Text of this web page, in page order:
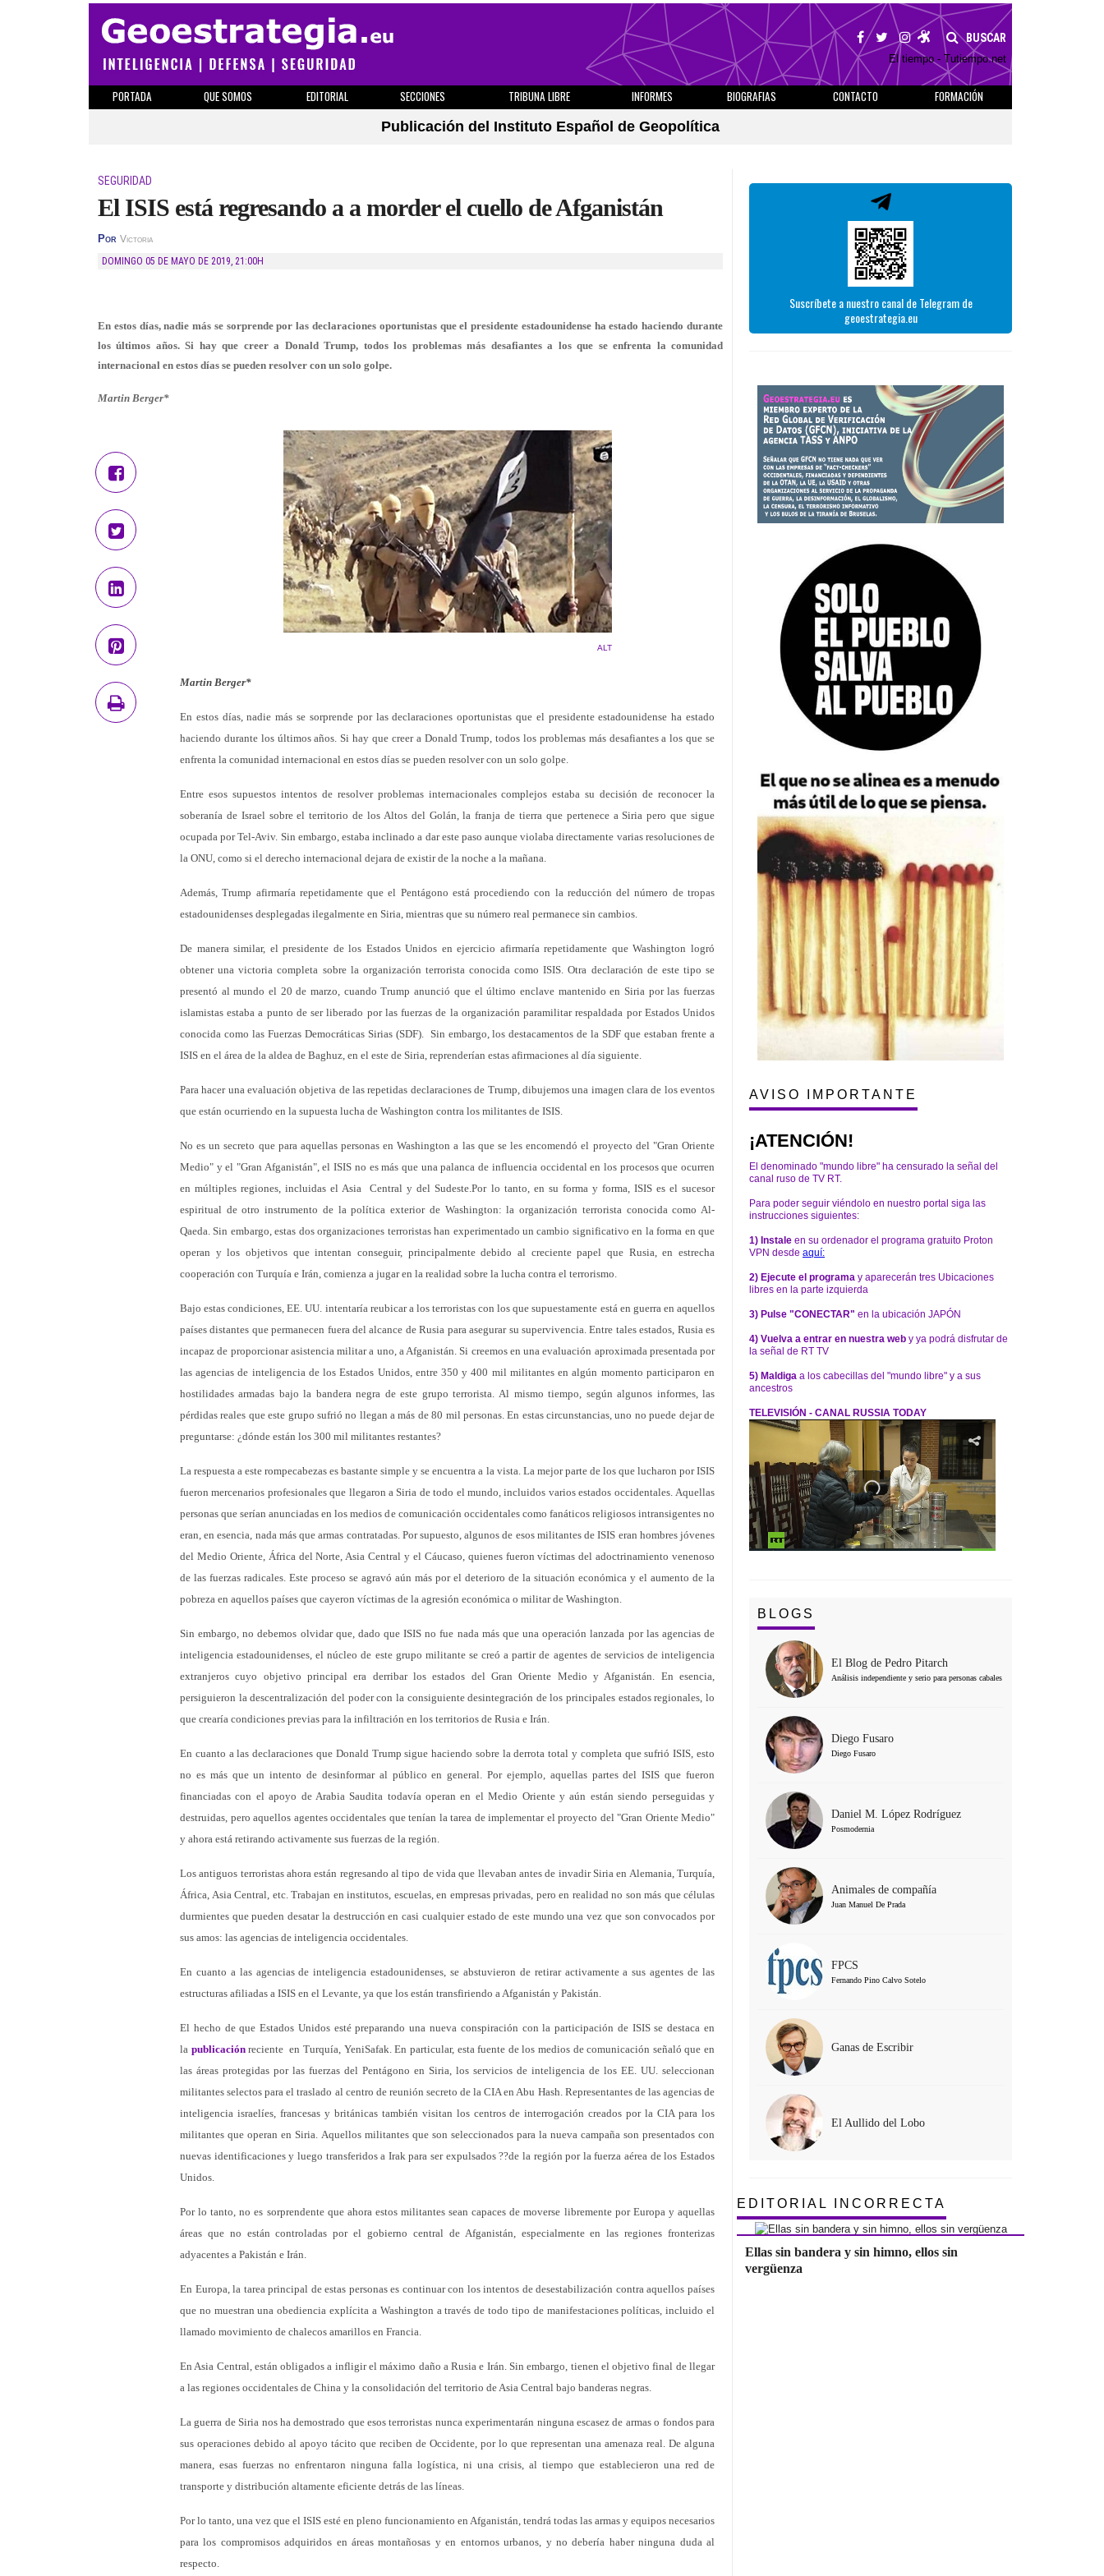
BUSCAR
El tiempo - Tutiempo.net
PORTADA QUE SOMOS EDITORIAL SECCIONES TRIBUNA LIBRE INFORMES BIOGRAFIAS CONTACTO
FORMACIÓN
Publicación del Instituto Español de Geopolítica
SEGURIDAD
El ISIS está regresando a a morder el cuello de Afganistán
Por Victoria
DOMINGO 05 DE MAYO DE 2019, 21:00H
En estos días, nadie más se sorprende por las declaraciones oportunistas que el presidente estadounidense ha estado haciendo durante
los últimos años. Si hay que creer a Donald Trump, todos los problemas más desafiantes a los que se enfrenta la comunidad
internacional en estos días se pueden resolver con un solo golpe.
Martin Berger*
ALT
Martin Berger*
En estos días, nadie más se sorprende por las declaraciones oportunistas que el presidente estadounidense ha estado
haciendo durante los últimos años. Si hay que creer a Donald Trump, todos los problemas más desafiantes a los que se
enfrenta la comunidad internacional en estos días se pueden resolver con un solo golpe.
Entre esos supuestos intentos de resolver problemas internacionales complejos estaba su decisión de reconocer la
soberanía de Israel sobre el territorio de los Altos del Golán, la franja de tierra que pertenece a Siria pero que sigue
ocupada por Tel-Aviv. Sin embargo, estaba inclinado a dar este paso aunque violaba directamente varias resoluciones de
la ONU, como si el derecho internacional dejara de existir de la noche a la mañana.
Además, Trump afirmaría repetidamente que el Pentágono está procediendo con la reducción del número de tropas
estadounidenses desplegadas ilegalmente en Siria, mientras que su número real permanece sin cambios.
De manera similar, el presidente de los Estados Unidos en ejercicio afirmaría repetidamente que Washington logró
obtener una victoria completa sobre la organización terrorista conocida como ISIS. Otra declaración de este tipo se
presentó al mundo el 20 de marzo, cuando Trump anunció que el último enclave mantenido en Siria por las fuerzas
islamistas estaba a punto de ser liberado por las fuerzas de la organización paramilitar respaldada por Estados Unidos
conocida como las Fuerzas Democráticas Sirias (SDF). Sin embargo, los destacamentos de la SDF que estaban frente a
ISIS en el área de la aldea de Baghuz, en el este de Siria, reprenderían estas afirmaciones al día siguiente.
Para hacer una evaluación objetiva de las repetidas declaraciones de Trump, dibujemos una imagen clara de los eventos
que están ocurriendo en la supuesta lucha de Washington contra los militantes de ISIS.
No es un secreto que para aquellas personas en Washington a las que se les encomendó el proyecto del "Gran Oriente
Medio" y el "Gran Afganistán", el ISIS no es más que una palanca de influencia occidental en los procesos que ocurren
en múltiples regiones, incluidas el Asia Central y del Sudeste.Por lo tanto, en su forma y forma, ISIS es el sucesor
espiritual de otro instrumento de la política exterior de Washington: la organización terrorista conocida como Al-
Qaeda. Sin embargo, estas dos organizaciones terroristas han experimentado un cambio significativo en la forma en que
operan y los objetivos que intentan conseguir, principalmente debido al creciente papel que Rusia, en estrecha
cooperación con Turquía e Irán, comienza a jugar en la realidad sobre la lucha contra el terrorismo.
Bajo estas condiciones, EE. UU. intentaría reubicar a los terroristas con los que supuestamente está en guerra en aquellos
países distantes que permanecen fuera del alcance de Rusia para asegurar su supervivencia. Entre tales estados, Rusia es
incapaz de proporcionar asistencia militar a uno, a Afganistán. Si creemos en una evaluación aproximada presentada por
las agencias de inteligencia de los Estados Unidos, entre 350 y 400 mil militantes en algún momento participaron en
hostilidades armadas bajo la bandera negra de este grupo terrorista. Al mismo tiempo, según algunos informes, las
pérdidas reales que este grupo sufrió no llegan a más de 80 mil personas. En estas circunstancias, uno no puede dejar de
preguntarse: ¿dónde están los 300 mil militantes restantes?
La respuesta a este rompecabezas es bastante simple y se encuentra a la vista. La mejor parte de los que lucharon por ISIS
fueron mercenarios profesionales que llegaron a Siria de todo el mundo, incluidos varios estados occidentales. Aquellas
personas que serían anunciadas en los medios de comunicación occidentales como fanáticos religiosos intransigentes no
eran, en esencia, nada más que armas contratadas. Por supuesto, algunos de esos militantes de ISIS eran hombres jóvenes
del Medio Oriente, África del Norte, Asia Central y el Cáucaso, quienes fueron víctimas del adoctrinamiento venenoso
de las fuerzas radicales. Este proceso se agravó aún más por el deterioro de la situación económica y el aumento de la
pobreza en aquellos países que cayeron víctimas de la agresión económica o militar de Washington.
Sin embargo, no debemos olvidar que, dado que ISIS no fue nada más que una operación lanzada por las agencias de
inteligencia estadounidenses, el núcleo de este grupo militante se creó a partir de agentes de servicios de inteligencia
extranjeros cuyo objetivo principal era derribar los estados del Gran Oriente Medio y Afganistán. En esencia,
persiguieron la descentralización del poder con la consiguiente desintegración de los principales estados regionales, lo
que crearía condiciones previas para la infiltración en los territorios de Rusia e Irán.
En cuanto a las declaraciones que Donald Trump sigue haciendo sobre la derrota total y completa que sufrió ISIS, esto
no es más que un intento de desinformar al público en general. Por ejemplo, aquellas partes del ISIS que fueron
financiadas con el apoyo de Arabia Saudita todavía operan en el Medio Oriente y aún están siendo perseguidas y
destruidas, pero aquellos agentes occidentales que tenían la tarea de implementar el proyecto del "Gran Oriente Medio"
y ahora está retirando activamente sus fuerzas de la región.
Los antiguos terroristas ahora están regresando al tipo de vida que llevaban antes de invadir Siria en Alemania, Turquía,
África, Asia Central, etc. Trabajan en institutos, escuelas, en empresas privadas, pero en realidad no son más que células
durmientes que pueden desatar la destrucción en casi cualquier estado de este mundo una vez que son convocados por
sus amos: las agencias de inteligencia occidentales.
En cuanto a las agencias de inteligencia estadounidenses, se abstuvieron de retirar activamente a sus agentes de las
estructuras afiliadas a ISIS en el Levante, ya que los están transfiriendo a Afganistán y Pakistán.
El hecho de que Estados Unidos esté preparando una nueva conspiración con la participación de ISIS se destaca en
la publicaciónreciente en Turquía, YeniSafak. En particular, esta fuente de los medios de comunicación señaló que en
las áreas protegidas por las fuerzas del Pentágono en Siria, los servicios de inteligencia de los EE. UU. seleccionan
militantes selectos para el traslado al centro de reunión secreto de la CIA en Abu Hash. Representantes de las agencias de
inteligencia israelíes, francesas y británicas también visitan los centros de interrogación creados por la CIA para los
militantes que operan en Siria. Aquellos militantes que son seleccionados para la nueva campaña son presentados con
nuevas identificaciones y luego transferidos a Irak para ser expulsados ??de la región por la fuerza aérea de los Estados
Unidos.
Por lo tanto, no es sorprendente que ahora estos militantes sean capaces de moverse libremente por Europa y aquellas
áreas que no están controladas por el gobierno central de Afganistán, especialmente en las regiones fronterizas
adyacentes a Pakistán e Irán.
En Europa, la tarea principal de estas personas es continuar con los intentos de desestabilización contra aquellos países
que no muestran una obediencia explícita a Washington a través de todo tipo de manifestaciones políticas, incluido el
llamado movimiento de chalecos amarillos en Francia.
En Asia Central, están obligados a infligir el máximo daño a Rusia e Irán. Sin embargo, tienen el objetivo final de llegar
a las regiones occidentales de China y la consolidación del territorio de Asia Central bajo banderas negras.
La guerra de Siria nos ha demostrado que esos terroristas nunca experimentarán ninguna escasez de armas o fondos para
sus operaciones debido al apoyo tácito que reciben de Occidente, por lo que representan una amenaza real. De alguna
manera, esas fuerzas no enfrentaron ninguna falla logística, ni una crisis, al tiempo que establecieron una red de
transporte y distribución altamente eficiente detrás de las líneas.
Por lo tanto, una vez que el ISIS esté en pleno funcionamiento en Afganistán, tendrá todas las armas y equipos necesarios
para los compromisos adquiridos en áreas montañosas y en entornos urbanos, y no debería haber ninguna duda al
respecto.
Suscríbete a nuestro canal de Telegram de
geoestrategia.eu
AVISO IMPORTANTE
¡ATENCIÓN!
El denominado "mundo libre" ha censurado la señal del
canal ruso de TV RT.
Para poder seguir viéndolo en nuestro portal siga las
instrucciones siguientes:
1) Instale en su ordenador el programa gratuito Proton
VPN desde aquí:
2) Ejecute el programa y aparecerán tres Ubicaciones
libres en la parte izquierda
3) Pulse "CONECTAR" en la ubicación JAPÓN
4) Vuelva a entrar en nuestra web y ya podrá disfrutar de
la señal de RT TV
5) Maldiga a los cabecillas del "mundo libre" y a sus
ancestros
TELEVISIÓN - CANAL RUSSIA TODAY
BLOGS
El Blog de Pedro Pitarch
Análisis independiente y serio para personas cabales
Diego Fusaro
Diego Fusaro
Daniel M. López Rodríguez
Posmodernia
Animales de compañía
Juan Manuel De Prada
FPCS
Fernando Pino Calvo Sotelo
Ganas de Escribir
El Aullido del Lobo
EDITORIAL INCORRECTA
Ellas sin bandera y sin himno, ellos sin
vergüenza